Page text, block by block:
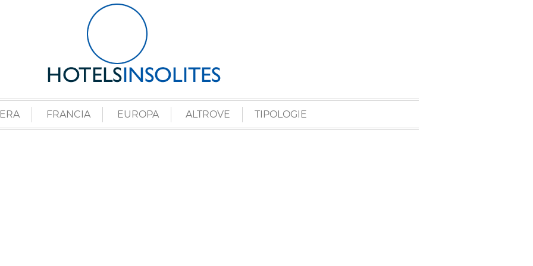
FRANCIA EUROPA ALTROVE TIPOLOGIE